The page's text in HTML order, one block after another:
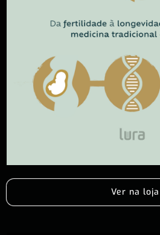
Ver na loja